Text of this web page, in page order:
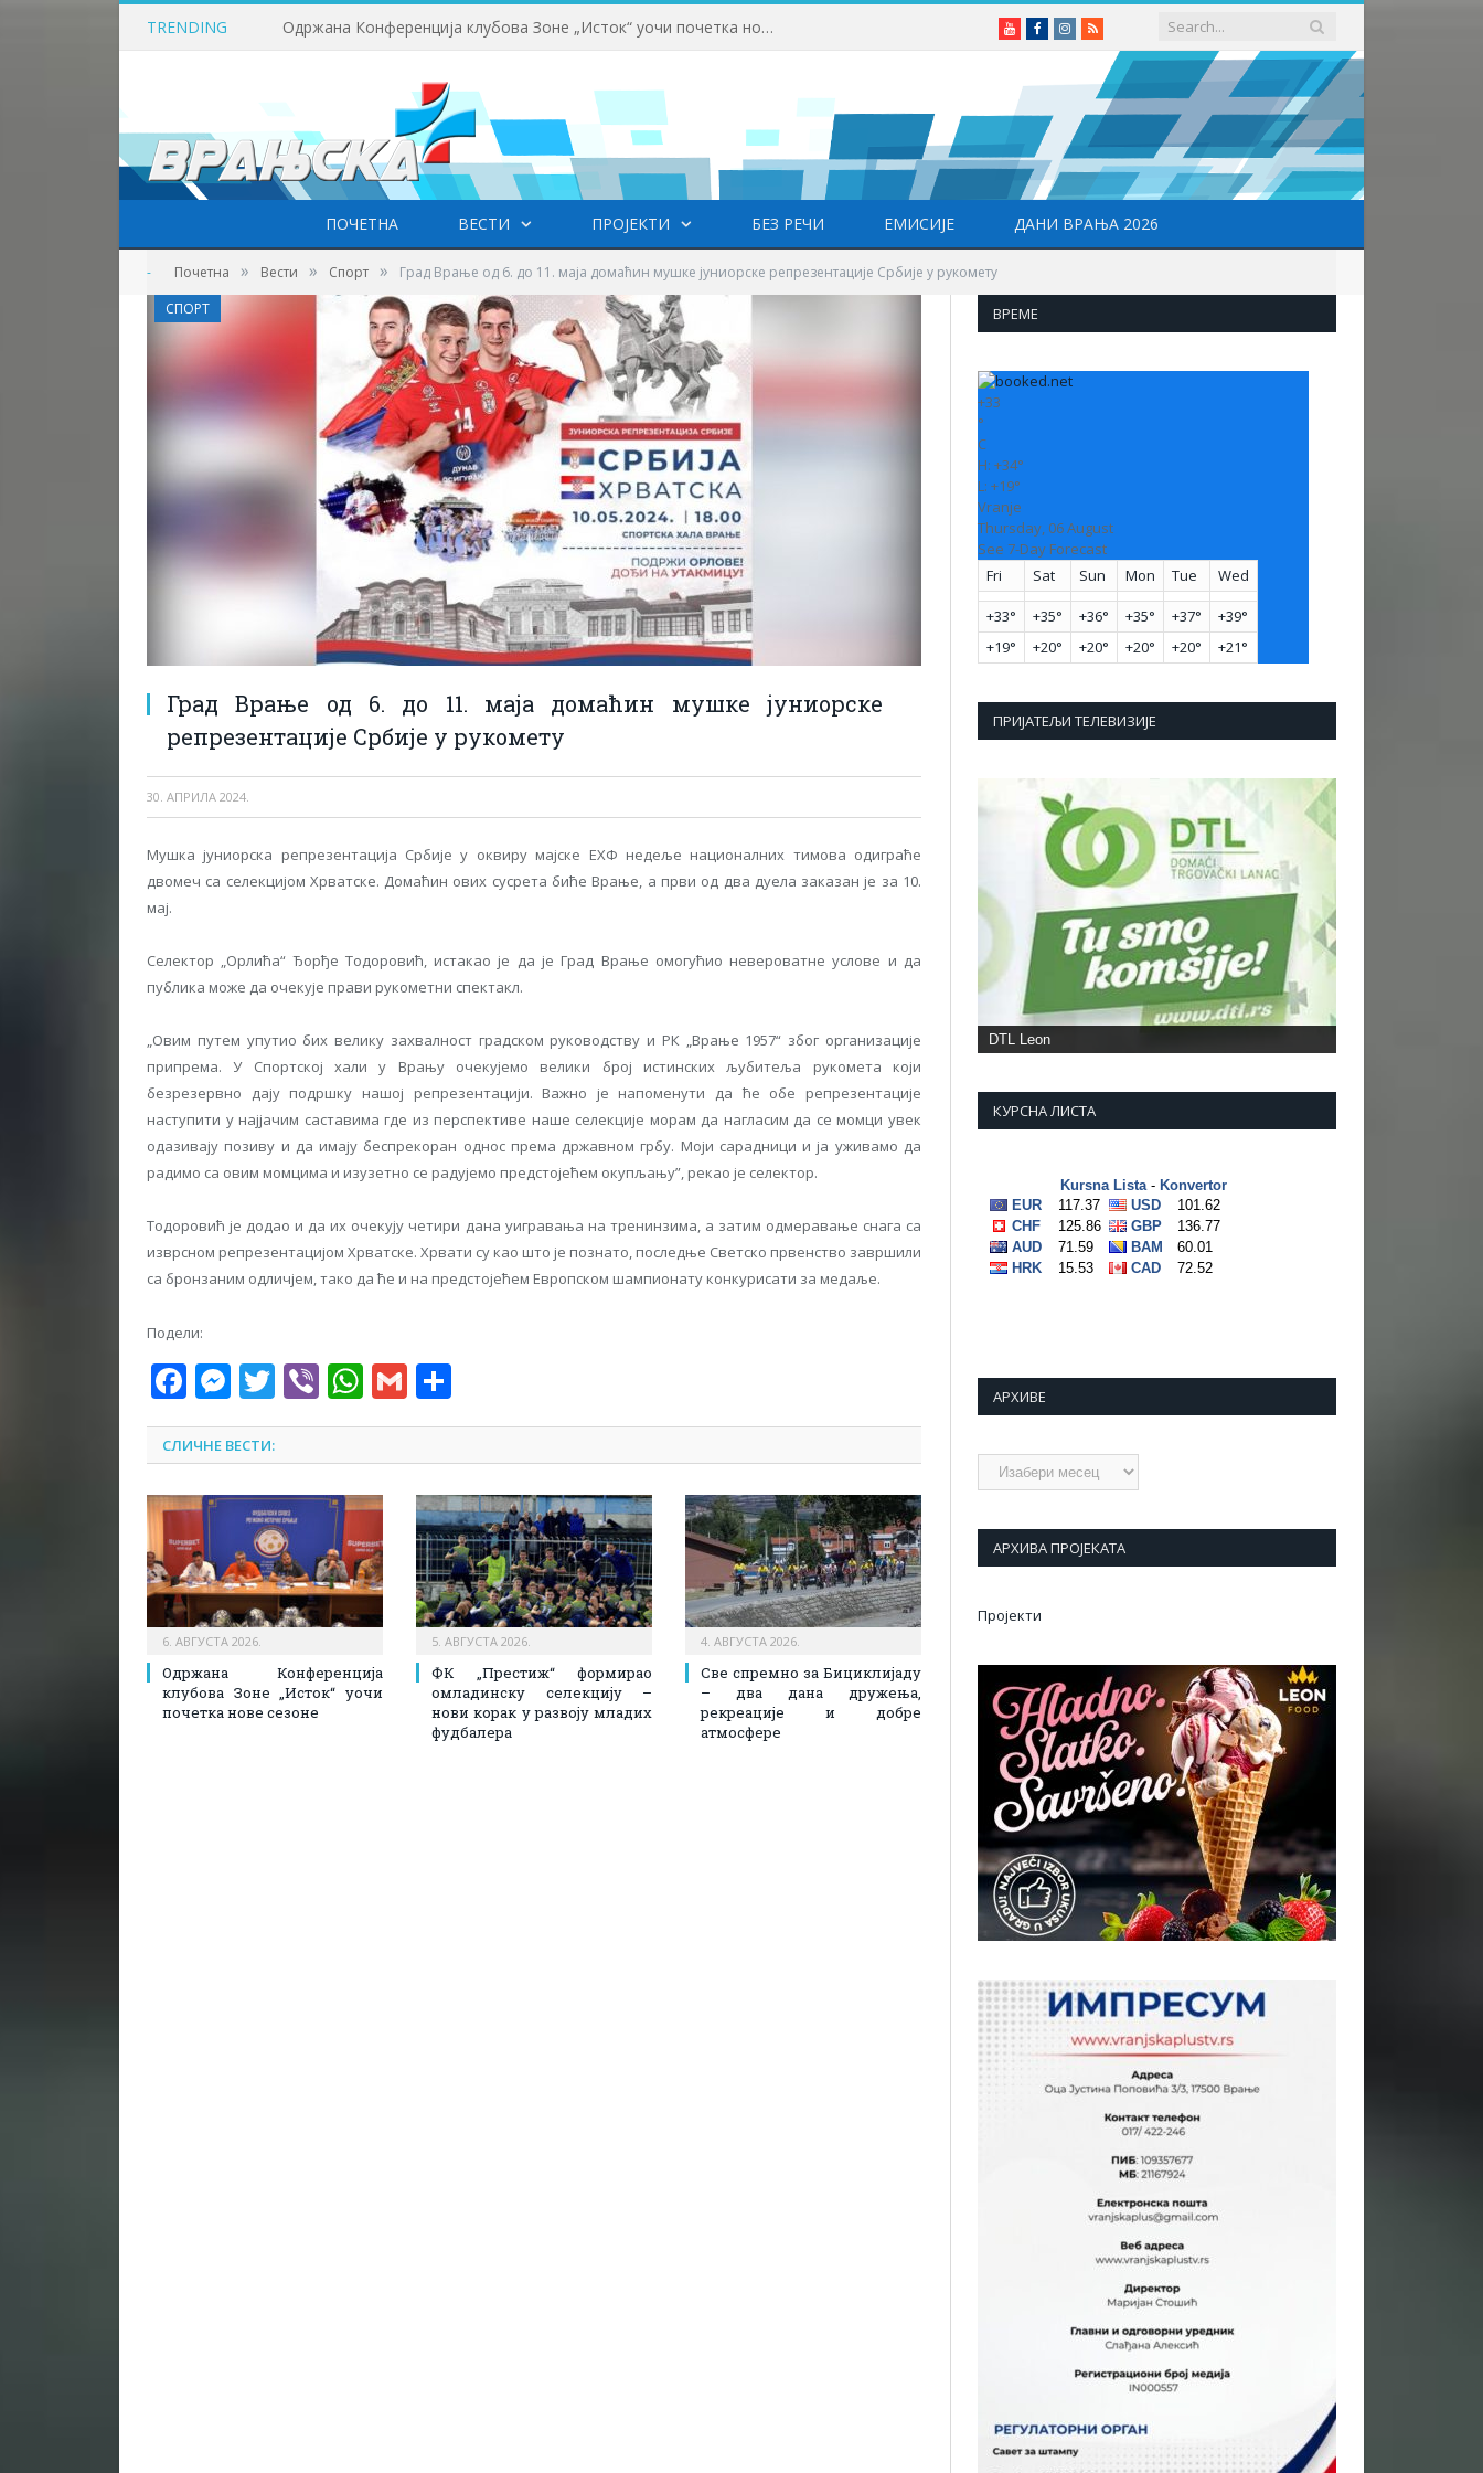
TRENDING Одржана Конференција клубова Зоне „Исток“ уочи почетка нове сезоне YoutubeFacebookInstagram
RSS
ПОЧЕТНА ВЕСТИ ПРОЈЕКТИ БЕЗ РЕЧИ ЕМИСИЈЕ ДАНИ ВРАЊА 2026
- Почетна » Вести » Спорт » Град Врање од 6. до 11. маја домаћин мушке јуниорске репрезентације Србије у рукомету
Град Врање од 6. до 11. маја домаћин мушке јуниорске
репрезентације Србије у рукомету
30. АПРИЛА 2024.
СПОРТ
Мушка јуниорска репрезентација Србије у оквиру мајске ЕХФ недеље националних тимова одиграће
двомеч са селекцијом Хрватске. Домаћин ових сусрета биће Врање, а први од два дуела заказан је за 10.
мај.
Селектор „Орлића“ Ђорђе Тодоровић, истакао је да је Град Врање омогућио невероватне услове и да
публика може да очекује прави рукометни спектакл.
„Овим путем упутио бих велику захвалност градском руководству и РК „Врање 1957“ због организације
припрема. У Спортској хали у Врању очекујемо велики број истинских љубитеља рукомета који
безрезервно дају подршку нашој репрезентацији. Важно је напоменути да ће обе репрезентације
наступити у најјачим саставима где из перспективе наше селекције морам да нагласим да се момци увек
одазивају позиву и да имају беспрекоран однос према државном грбу. Моји сарадници и ја уживамо да
радимо са овим момцима и изузетно се радујемо предстојећем окупљању”, рекао је селектор.
Тодоровић је додао и да их очекују четири дана уигравања на тренинзима, а затим одмеравање снага са
изврсном репрезентацијом Хрватске. Хрвати су као што је познато, последње Светско првенство завршили
са бронзаним одличјем, тако да ће и на предстојећем Европском шампионату конкурисати за медаље.
Подели:
Facebook
Messenger
Twitter
ViberWhatsApp
Gmail
СЛИЧНЕ ВЕСТИ:
6. АВГУСТА 2026.
Одржана Конференција
клубова Зоне „Исток“ уочи
почетка нове сезоне
5. АВГУСТА 2026.
ФК „Престиж“ формирао
омладинску селекцију –
нови корак у развоју младих
фудбалера
4. АВГУСТА 2026.
Све спремно за Бициклијаду
– два дана дружења,
рекреације и добре
атмосфере
ВРЕМЕ
+33
°
C
H: +34°
L: +19°
Vranje
Thursday, 06 August
See 7-Day Forecast
Fri
Sat Sun Mon Tue Wed
+33° +35° +36° +35° +37° +39°
+19° +20° +20° +20° +20° +21°
ПРИЈАТЕЉИ ТЕЛЕВИЗИЈЕ
КУРСНА ЛИСТА
АРХИВЕ
Архиве
АРХИВА ПРОЈЕКАТА
Пројекти